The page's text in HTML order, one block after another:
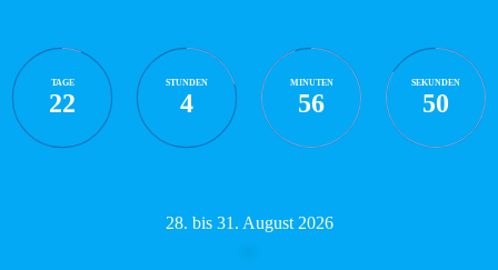
TAGE
22
STUNDEN
4
MINUTEN
56
SEKUNDEN
49
28. bis 31. August 2026